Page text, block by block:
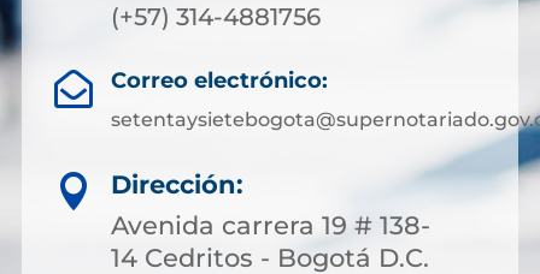
(+57) 314-4881756
 Correo electrónico:

Dirección:
Avenida carrera 19 # 138-
14 Cedritos - Bogotá D.C.